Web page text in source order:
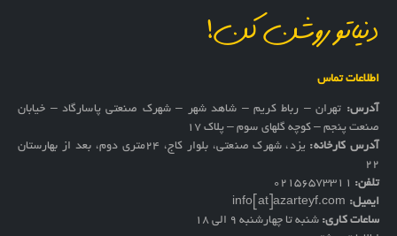
دنیاتو روشن کن!
اطلاعات تماس
آدرس: تهران – رباط کریم – شاهد شهر – شهرک صنعتی پاسارگاد – خیابان
صنعت پنجم – کوچه گلهای سوم – پلاک 17
آدرس کارخانه:
یزد، شهرک صنعتی، بلوار کاج، ۲۴متری دوم، بعد از بهارستان
۲۲
تلفن: 02156573311
ایمیل: info[at]azarteyf.com
ساعات کاری: شنبه تا چهارشنبه 9 الی 18